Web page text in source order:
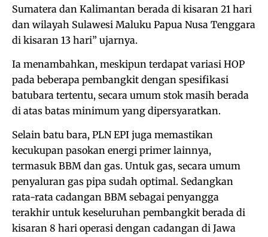
Sumatera dan Kalimantan berada di kisaran 21 hari
dan wilayah Sulawesi Maluku Papua Nusa Tenggara
di kisaran 13 hari” ujarnya.
Ia menambahkan, meskipun terdapat variasi HOP
pada beberapa pembangkit dengan spesifikasi
batubara tertentu, secara umum stok masih berada
di atas batas minimum yang dipersyaratkan.
Selain batu bara, PLN EPI juga memastikan
kecukupan pasokan energi primer lainnya,
termasuk BBM dan gas. Untuk gas, secara umum
penyaluran gas pipa sudah optimal. Sedangkan
rata-rata cadangan BBM sebagai penyangga
terakhir untuk keseluruhan pembangkit berada di
kisaran 8 hari operasi dengan cadangan di Jawa